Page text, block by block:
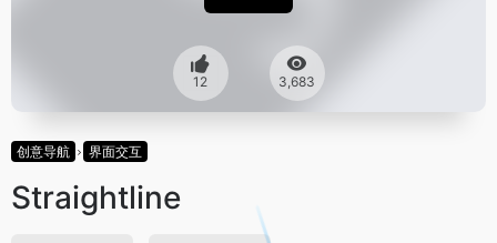
12 3,683
创意导航 界面交互
Straightline